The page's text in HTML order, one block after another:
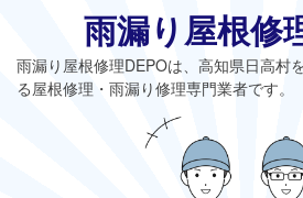
雨漏り屋根修
雨漏り屋根修理DEPOは、高知県日高村
る屋根修理・雨漏り修理専門業者です。